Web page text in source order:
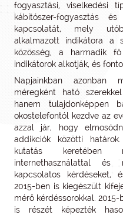
fogyasztási, viselkedési
kábítószer-fogyasztás
kapcsolatát, mely
alkalmazott indikátora a
közösség, a harmadik
indikátorok alkotják, és
Napjainkban azonban
méregként ható
hanem tulajdonképpen
okostelefontól kezdve az
azzal jár, hogy
addikciók közötti
kutatás keretében
internethasználattal és
kapcsolatos kérdéseket,
2015-ben is kiegészült
mérő kérdéssorokkal.
is részét képezték